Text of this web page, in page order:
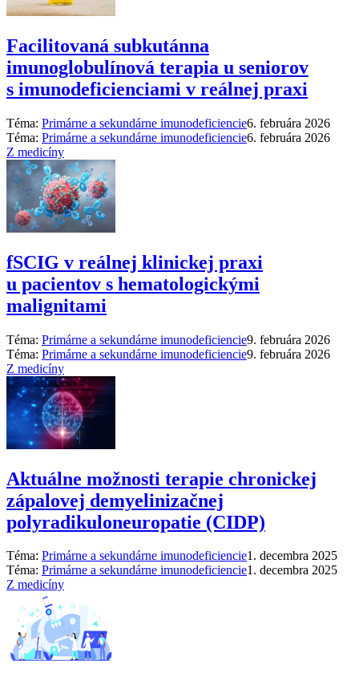
Facilitovaná subkutánna
imunoglobulínová terapia u seniorov
s imunodeficienciami v reálnej praxi
Téma: Primárne a sekundárne imunodeficiencie6. februára 2026
Téma: Primárne a sekundárne imunodeficiencie6. februára 2026
Z medicíny
fSCIG v reálnej klinickej praxi
u pacientov s hematologickými
malignitami
Téma: Primárne a sekundárne imunodeficiencie9. februára 2026
Téma: Primárne a sekundárne imunodeficiencie9. februára 2026
Z medicíny
Aktuálne možnosti terapie chronickej
zápalovej demyelinizačnej
polyradikuloneuropatie (CIDP)
Téma: Primárne a sekundárne imunodeficiencie1. decembra 2025
Téma: Primárne a sekundárne imunodeficiencie1. decembra 2025
Z medicíny